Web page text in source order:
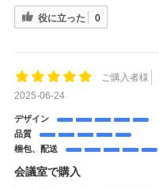
役に立った 0
ご購入者様
2025-06-24
デザイン
品質
梱包、配送
会議室で購入